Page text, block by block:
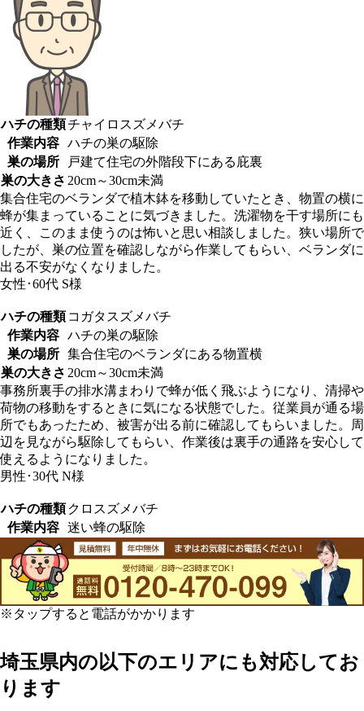
ハチの種類チャイロスズメバチ
作業内容 ハチの巣の駆除
巣の場所
戸建て住宅の外階段下にある庇裏
巣の大きさ 20cm～30cm未満
集合住宅のベランダで植木鉢を移動していたとき、物置の横に
蜂が集まっていることに気づきました。洗濯物を干す場所にも
近く、このまま使うのは怖いと思い相談しました。狭い場所で
したが、巣の位置を確認しながら作業してもらい、ベランダに
出る不安がなくなりました。
女性･60代 S様
ハチの種類 コガタスズメバチ
作業内容 ハチの巣の駆除
巣の場所 集合住宅のベランダにある物置横
巣の大きさ 20cm～30cm未満
事務所裏手の排水溝まわりで蜂が低く飛ぶようになり、清掃や
荷物の移動をするときに気になる状態でした。従業員が通る場
所でもあったため、被害が出る前に確認してもらいました。周
辺を見ながら駆除してもらい、作業後は裏手の通路を安心して
使えるようになりました。
男性･30代 N様
ハチの種類 クロスズメバチ
作業内容 迷い蜂の駆除
※タップすると電話がかかります
埼玉県内の以下のエリアにも対応してお
ります